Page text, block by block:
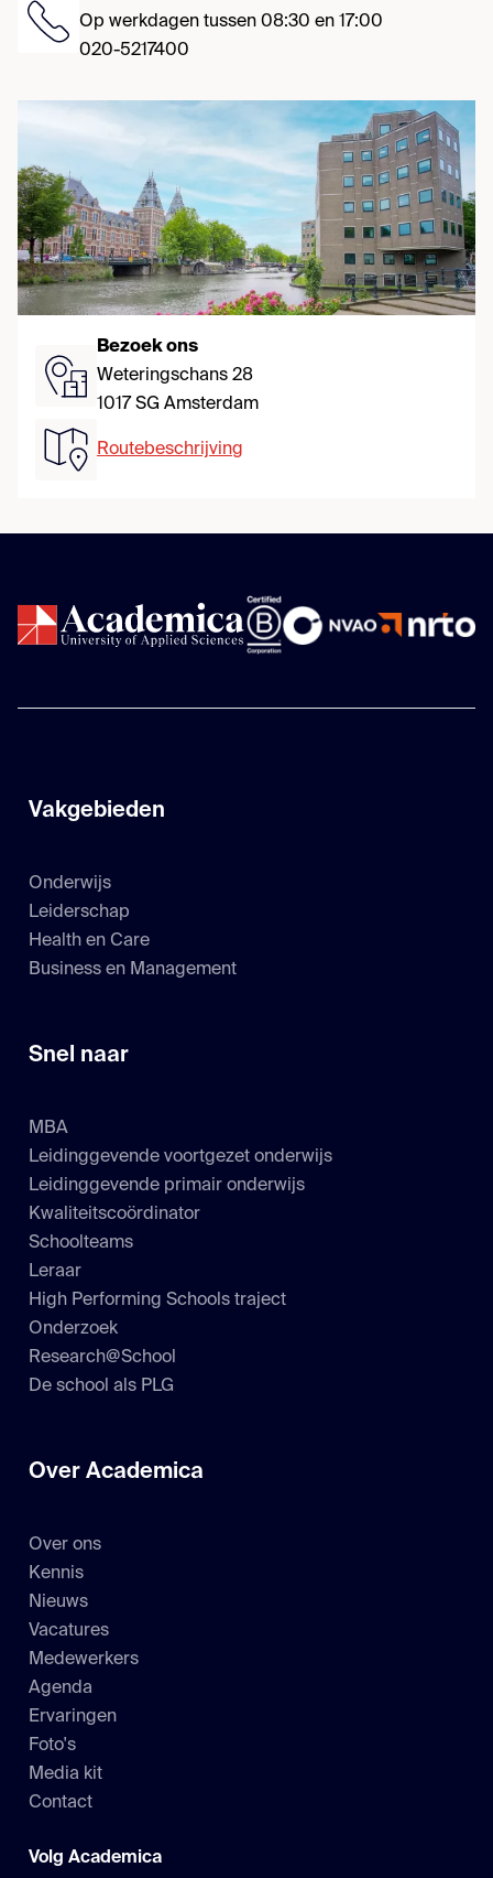
Op werkdagen tussen 08:30 en 17:00
020-5217400
Bezoek ons
Weteringschans 28
1017 SG Amsterdam
Routebeschrijving
Vakgebieden
Onderwijs
Leiderschap
Health en Care
Business en Management
Snel naar
MBA
Leidinggevende voortgezet onderwijs
Leidinggevende primair onderwijs
Kwaliteitscoördinator
Schoolteams
Leraar
High Performing Schools traject
Onderzoek
Research@School
De school als PLG
Over Academica
Over ons
Kennis
Nieuws
Vacatures
Medewerkers
Agenda
Ervaringen
Foto's
Media kit
Contact
Volg Academica